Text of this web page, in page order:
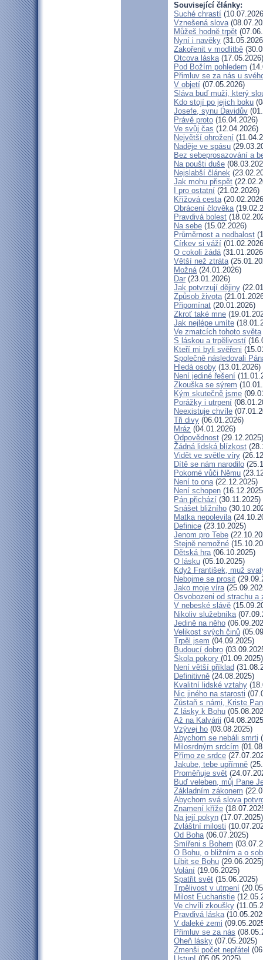
Související články:
Suché chrastí
Vznešená slova
Můžeš hodně trpět
Nyní i navěky
Zakořenit v modlitbě
Otcova láska(17.05.2026)
Pod Božím pohledem
Přimluv se za nás u
V objetí (07.05.2026)
Sláva buď muži, který
Kdo stojí po jejich boku
Josefe, synu Davidův
Právě proto (16.04.2026)
Ve svůj čas (12.04.2026)
Největší ohrožení
Naděje ve spásu
Bez sebeprosazování a
Na poušti duše
Nejslabší článek
Jak mohu přispět
I pro ostatní (21.02.2026)
Křížová cesta
Obrácení člověka
Pravdivá bolest
Na sebe (15.02.2026)
Průměrnost a nedbalost
Církev si váží
O cokoli žádá
Větší než ztráta
Možná(24.01.2026)
Dar (23.01.2026)
Jak potvrzují dějiny
Způsob života
Připomínat (20.01.2026)
Zkroť také mne
Jak nejlépe umíte
Ve zmatcích tohoto světa
S láskou a trpělivostí
Kteří mi byli svěřeni
Společně následovali
Hledá osoby (13.01.2026)
Není jediné řešení
Zkouška se sýrem
Kým skutečně jsme
Porážky i utrpení
Neexistuje chvíle
Tři divy (06.01.2026)
Mráz (04.01.2026)
Odpovědnost (29.12.2025)
Žádná lidská blízkost
Vidět ve světle víry
Dítě se nám narodilo
Pokorné vůči Němu
Není to ona(22.12.2025)
Není schopen
Pán přichází (30.11.2025)
Snášet bližního
Matka nepolevila
Definice (23.10.2025)
Jenom pro Tebe
Stejně nemožné
Dětská hra(06.10.2025)
O lásku (05.10.2025)
Když František, muž
Nebojme se prosit
Jako moje víra
Osvobozeni od strachu a
V nebeské slávě
Nikoliv služebníka
Jedině na něho
Velikost svých činů
Trpěl jsem (04.09.2025)
Budoucí dobro
Škola pokory (01.09.2025)
Není větší příklad
Definitivně (24.08.2025)
Kvalitní lidské vztahy
Nic jiného na starosti
Zůstaň s námi, Kriste
Z lásky k Bohu
Až na Kalvárii
Vzývej ho (03.08.2025)
Abychom se nebáli smrti
Milosrdným srdcím
Přímo ze srdce
Jakube, tebe upřímně
Proměňuje svět
Buď veleben, můj Pane
Základním zákonem
Abychom svá slova
Znamení kříže
Na její pokyn (17.07.2025)
Zvláštní milosti
Od Boha(06.07.2025)
Smířeni s Bohem
O Bohu, o bližním a o
Líbit se Bohu (29.06.2025)
Volání (19.06.2025)
Spatřit svět (15.06.2025)
Trpělivost v utrpení
Milost Eucharistie
Ve chvíli zkoušky
Pravdivá láska
V daleké zemi
Přimluv se za nás
Oheň lásky (07.05.2025)
Zmenši počet nepřátel